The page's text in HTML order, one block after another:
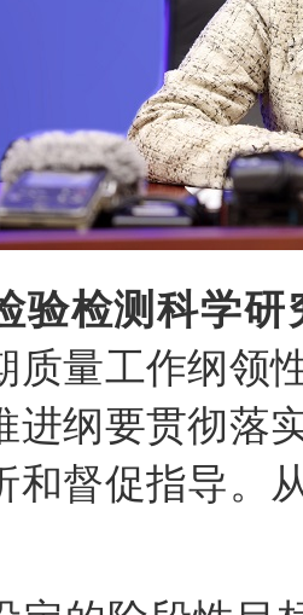
验检测科学
质量工作纲领
进纲要贯彻落
和督促指导。